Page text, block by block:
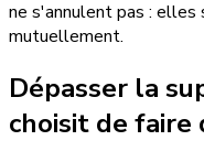
ne s'annulent pas :
mutuellement.
Dépasser la
choisit de faire